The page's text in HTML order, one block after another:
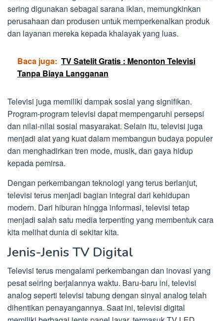
sering digunakan sebagai sarana iklan, memungkinkan
perusahaan dan produsen untuk memperkenalkan produk
dan layanan mereka kepada khalayak yang luas.
Baca juga: TV Satelit Gratis : Menonton Televisi
Tanpa Biaya Langganan
Televisi juga memiliki dampak sosial yang signifikan.
Program-program televisi dapat mempengaruhi persepsi
dan nilai-nilai sosial masyarakat. Selain itu, televisi juga
menjadi alat yang kuat dalam membangun budaya populer
dan menghadirkan tren mode, musik, dan gaya hidup
kepada pemirsa.
Dengan perkembangan teknologi yang terus berlanjut,
televisi terus menjadi bagian integral dari kehidupan
modern. Dari hiburan hingga informasi, televisi tetap
menjadi salah satu media terpenting yang membentuk cara
kita melihat dunia di sekitar kita.
Jenis-Jenis TV Digital
Televisi terus mengalami perkembangan dan inovasi yang
pesat seiring berjalannya waktu. Baru-baru ini, televisi
analog seperti televisi tabung dengan sinyal analog telah
dihentikan penayangannya. Saat ini, televisi digital